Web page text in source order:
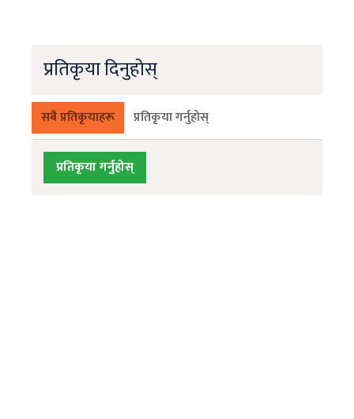
प्रतिकृया दिनुहोस्
सबै प्रतिकृयाहरू प्रतिकृया गर्नुहोस्
प्रतिकृया गर्नुहोस्